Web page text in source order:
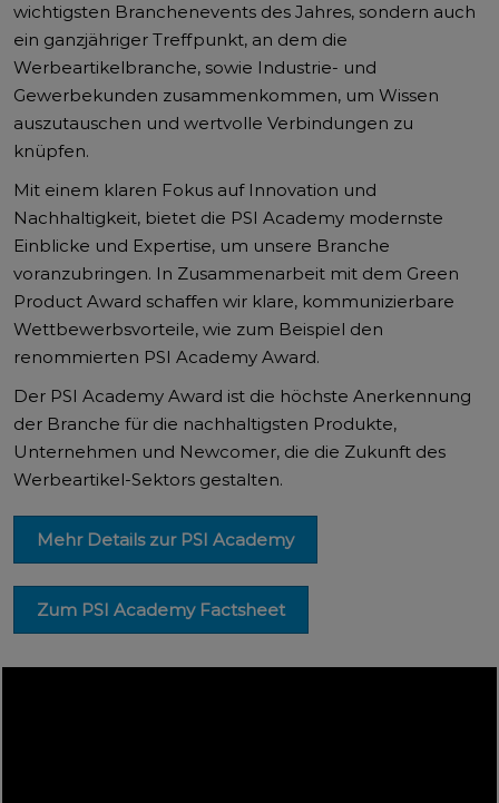
wichtigsten Branchenevents des Jahres, sondern auch
ein ganzjähriger Treffpunkt, an dem die
Werbeartikelbranche, sowie Industrie- und
Gewerbekunden zusammenkommen, um Wissen
auszutauschen und wertvolle Verbindungen zu
knüpfen.
Mit einem klaren Fokus auf Innovation und
Nachhaltigkeit, bietet die PSI Academy modernste
Einblicke und Expertise, um unsere Branche
voranzubringen. In Zusammenarbeit mit dem Green
Product Award schaffen wir klare, kommunizierbare
Wettbewerbsvorteile, wie zum Beispiel den
renommierten PSI Academy Award.
Der PSI Academy Award ist die höchste Anerkennung
der Branche für die nachhaltigsten Produkte,
Unternehmen und Newcomer, die die Zukunft des
Werbeartikel-Sektors gestalten.
Mehr Details zur PSI Academy
Zum PSI Academy Factsheet